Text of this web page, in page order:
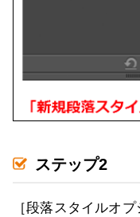
ステップ2
［段落スタイルオ